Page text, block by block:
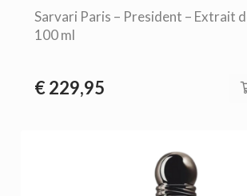
Sarvari Paris – President – Extrait
100 ml
€229,95